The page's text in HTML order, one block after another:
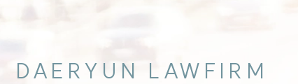
DAERYUN LAWFIRM